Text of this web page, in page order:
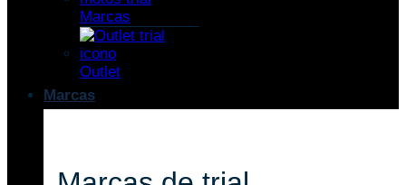
Marcas
Outlet
Marcas